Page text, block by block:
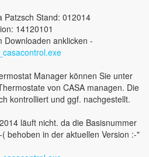
Patzsch Stand: 012014
14120101
Downloaden anklicken -
Manager können Sie unter
von CASA managen. Die
kontrolliert und ggf. nachgestellt.
läuft nicht. da die Basisnummer
behoben in der aktuellen Version :-"